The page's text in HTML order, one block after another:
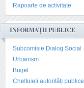
Rapoarte de activitate
INFORMAȚII PUBLICE
Subcomisie Dialog Social
Urbanism
Buget
Cheltuieli autorități publice